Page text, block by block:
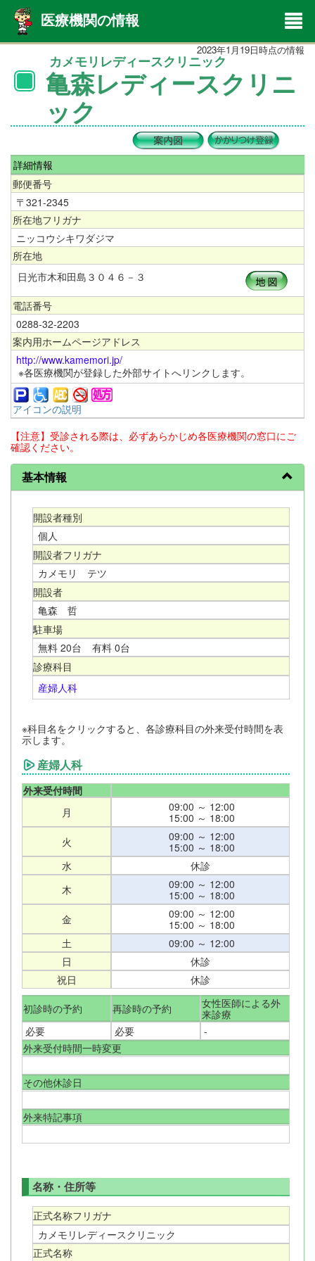
医療機関の情報
2023年1月19日時点の情報
カメモリレディースクリニック
亀森レディースクリニ
ック
詳細情報
郵便番号
〒321-2345
所在地フリガナ
ニッコウシキワダジマ
所在地
日光市木和田島３０４６－３
電話番号
0288-32-2203
案内用ホームページアドレス
http://www.kamemori.jp/
※各医療機関が登録した外部サイトへリンクします。
アイコンの説明
【注意】受診される際は、必ずあらかじめ各医療機関の窓口にご
確認ください。
基本情報
開設者種別
個人
開設者フリガナ
カメモリ テツ
開設者
亀森 哲
駐車場
無料 20台 有料 0台
診療科目
産婦人科
※科目名をクリックすると、各診療科目の外来受付時間を表
示します。
産婦人科
外来受付時間
月
09:00 ～ 12:00
15:00 ～ 18:00
火
09:00 ～ 12:00
15:00 ～ 18:00
水
休診
木
09:00 ～ 12:00
15:00 ～ 18:00
金
09:00 ～ 12:00
15:00 ～ 18:00
土
09:00 ～ 12:00
日
休診
祝日
休診
初診時の予約 再診時の予約
女性医師による外
来診療
必要
必要
-
外来受付時間一時変更
その他休診日
外来特記事項
名称・住所等
正式名称フリガナ
カメモリレディースクリニック
正式名称